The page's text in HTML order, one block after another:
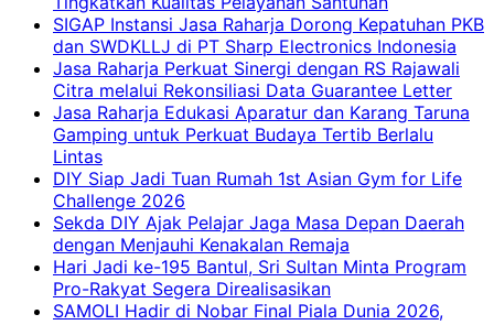
SIGAP Instansi Jasa Raharja Dorong Kepatuhan PKB
dan SWDKLLJ di PT Sharp Electronics Indonesia
Jasa Raharja Perkuat Sinergi dengan RS Rajawali
Citra melalui Rekonsiliasi Data Guarantee Letter
Jasa Raharja Edukasi Aparatur dan Karang Taruna
Gamping untuk Perkuat Budaya Tertib Berlalu
Lintas
DIY Siap Jadi Tuan Rumah 1st Asian Gym for Life
Challenge 2026
Sekda DIY Ajak Pelajar Jaga Masa Depan Daerah
dengan Menjauhi Kenakalan Remaja
Hari Jadi ke-195 Bantul, Sri Sultan Minta Program
Pro-Rakyat Segera Direalisasikan
SAMOLI Hadir di Nobar Final Piala Dunia 2026,